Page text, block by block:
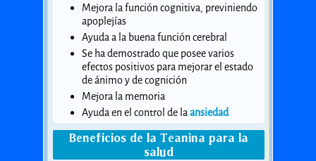
Mejora la función cognitiva, previniendo
apoplejías
Ayuda a la buena función cerebral
Se ha demostrado que posee varios
efectos positivos para mejorar el estado
de ánimo y de cognición
Mejora la memoria
Ayuda en el control de laansiedad
Beneficios de la Teanina para la
salud